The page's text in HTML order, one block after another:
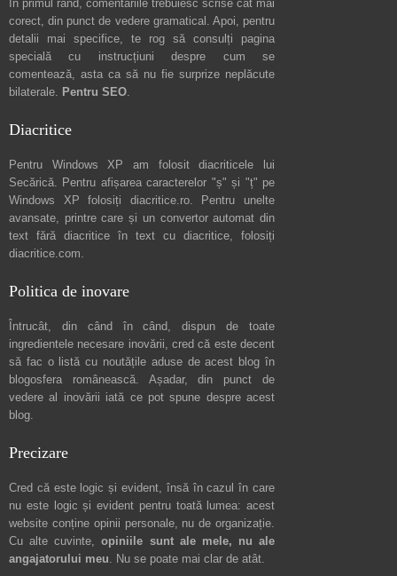
În primul rând, comentariile trebuiesc scrise cât mai
corect, din punct de vedere gramatical. Apoi, pentru
detalii mai specifice, te rog să consulți pagina
specială cu instrucțiuni despre cum se
comentează, asta ca să nu fie surprize neplăcute
bilaterale. Pentru SEO.
Diacritice
Pentru Windows XP am folosit diacriticele lui
Secărică. Pentru afișarea caracterelor "ș" și "ț" pe
Windows XP folosiți diacritice.ro. Pentru unelte
avansate, printre care și un convertor automat din
text fără diacritice în text cu diacritice, folosiți
diacritice.com.
Politica de inovare
Întrucât, din când în când, dispun de toate
ingredientele necesare inovării, cred că este decent
să fac o listă cu noutățile aduse de acest blog în
blogosfera românească. Așadar, din punct de
vedere al inovării iată ce pot spune despre acest
blog.
Precizare
Cred că este logic și evident, însă în cazul în care
nu este logic și evident pentru toată lumea: acest
website conține opinii personale, nu de organizație.
Cu alte cuvinte,opiniile sunt ale mele, nu ale
angajatorului meu. Nu se poate mai clar de atât.